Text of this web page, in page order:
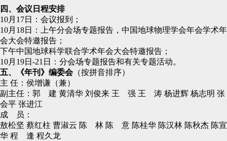
四、会议日程安排
10月17日：会议报到；
10月18日：上午分会场专题报告，中国地球物理学会年会学术年
会大会特邀报告；
下午中国地球科学联合学术年会大会特邀报告；
10月19日-21日：分会场专题报告和有关专题活动。
五、《年刊》编委会（按拼音排序）
主 任：侯增谦（兼）
副主任：郭 建 黄清华 刘俊来 王 强 王 涛 杨进辉 杨志明 张
会平 张进江
成 员：
敖松坚 蔡红柱 曹淑云 陈 林 陈 意 陈桂华 陈汉林 陈秋杰 陈宣
华 程 逢 程久龙